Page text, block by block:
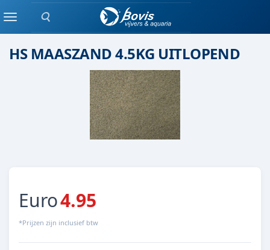
Zoeken
Menu(quarts) Grind
HS MAASZAND 4.5KG UITLOPEND
Euro4.95
*Prijzen zijn inclusief btw